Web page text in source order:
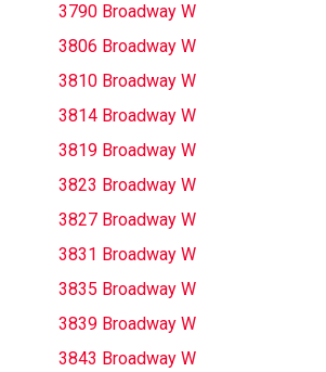
3790 Broadway W
3806 Broadway W
3810 Broadway W
3814 Broadway W
3819 Broadway W
3823 Broadway W
3827 Broadway W
3831 Broadway W
3835 Broadway W
3839 Broadway W
3843 Broadway W